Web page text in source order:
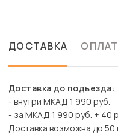
ДОСТАВКА
Доставка до подъезда:
- внутри МКАД 1 990 руб.
- за МКАД 1 990 руб. + 40
Доставка возможна до